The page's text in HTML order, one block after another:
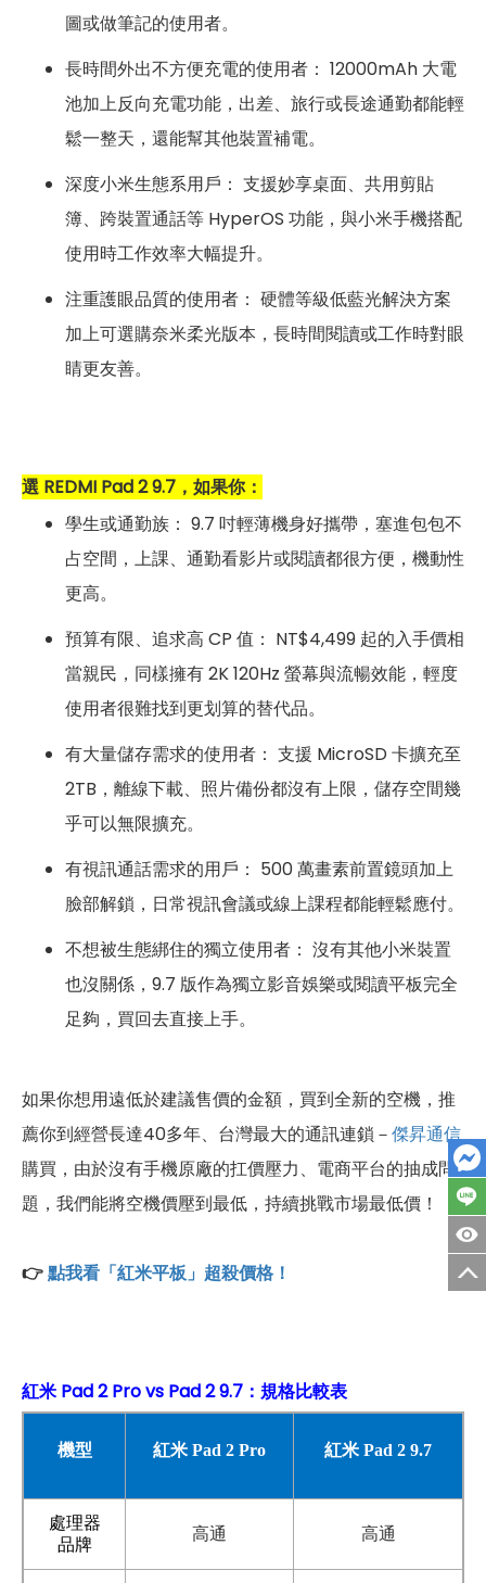
圖或做筆記的使用者。
長時間外出不方便充電的使用者： 12000mAh 大電
池加上反向充電功能，出差、旅行或長途通勤都能輕
鬆一整天，還能幫其他裝置補電。
深度小米生態系用戶： 支援妙享桌面、共用剪貼
簿、跨裝置通話等 HyperOS 功能，與小米手機搭配
使用時工作效率大幅提升。
注重護眼品質的使用者： 硬體等級低藍光解決方案
加上可選購奈米柔光版本，長時間閱讀或工作時對眼
睛更友善。
選 REDMI Pad 2 9.7，如果你：
學生或通勤族： 9.7 吋輕薄機身好攜帶，塞進包包不
占空間，上課、通勤看影片或閱讀都很方便，機動性
更高。
預算有限、追求高 CP 值： NT$4,499 起的入手價相
當親民，同樣擁有 2K 120Hz 螢幕與流暢效能，輕度
使用者很難找到更划算的替代品。
有大量儲存需求的使用者： 支援 MicroSD 卡擴充至
2TB，離線下載、照片備份都沒有上限，儲存空間幾
乎可以無限擴充。
有視訊通話需求的用戶： 500 萬畫素前置鏡頭加上
臉部解鎖，日常視訊會議或線上課程都能輕鬆應付。
不想被生態綁住的獨立使用者： 沒有其他小米裝置
也沒關係，9.7 版作為獨立影音娛樂或閱讀平板完全
足夠，買回去直接上手。
如果你想用遠低於建議售價的金額，買到全新的空機，推
薦你到經營長達40多年、台灣最大的通訊連鎖－傑昇通信
購買，由於沒有手機原廠的扛價壓力、電商平台的抽成問
題，我們能將空機價壓到最低，持續挑戰市場最低價！
👉點我看「紅米平板」超殺價格！
紅米 Pad 2 Pro vs Pad 2 9.7：規格比較表
機型 紅米 Pad 2 Pro 紅米 Pad 2 9.7
處理器
品牌
高通 高通